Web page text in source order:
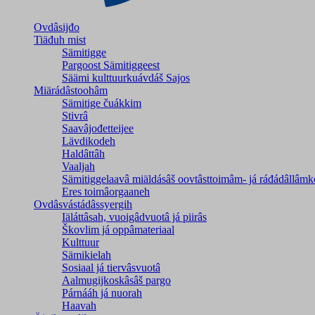
Ovdâsijđo
Tiäđuh mist
Sämitigge
Pargoost Sämitiggeest
Säämi kulttuurkuávdáš Sajos
Miärádâstoohâm
Sämitige čuákkim
Stivrâ
Saavâjođetteijee
Lävdikodeh
Haldâttâh
Vaaljah
Sämitiggelaavâ miäldásâš oovtâsttoimâm- já
Eres toimâorgaaneh
Ovdâsvástádâssyergih
Iäláttâsah, vuoigâdvuotâ já piirâs
Škovlim já oppâmateriaal
Kulttuur
Sämikielah
Sosiaal já tiervâsvuotâ
Aalmugijkoskâsâš pargo
Párnááh já nuorah
Haavah